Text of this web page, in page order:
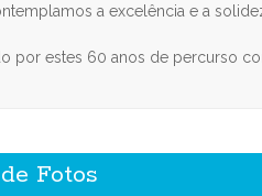
a excelência e a
por estes 60 anos de percurso
Fotos